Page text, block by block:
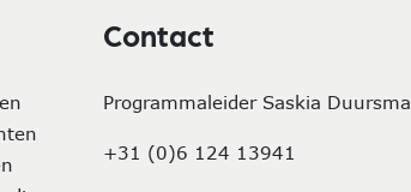
Contact
Programmaleider Saskia Duursma
+31 (0)6 124 13941